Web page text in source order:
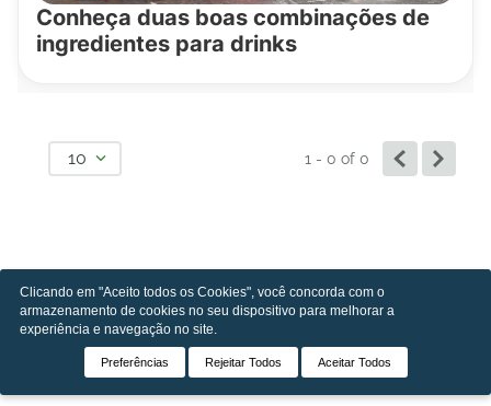
Conheça duas boas combinações de
ingredientes para drinks
10 1 - 0of 0
Clicando em "Aceito todos os Cookies", você concorda com o
armazenamento de cookies no seu dispositivo para melhorar a
experiência e navegação no site.
Preferências Rejeitar Todos Aceitar Todos